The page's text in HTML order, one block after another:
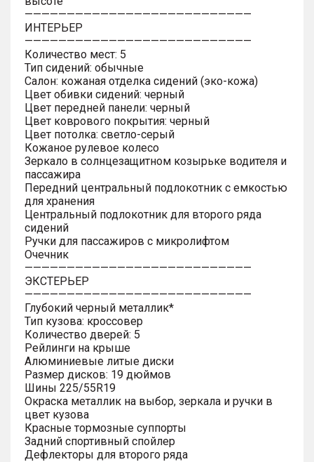
———————————————————————————
ИНТЕРЬЕР
———————————————————————————
Количество мест: 5
Тип сидений: обычные
Салон: кожаная отделка сидений (эко-кожа)
Цвет обивки сидений: черный
Цвет передней панели: черный
Цвет коврового покрытия: черный
Цвет потолка: светло-серый
Кожаное рулевое колесо
Зеркало в солнцезащитном козырьке водителя и
пассажира
Передний центральный подлокотник с емкостью
для хранения
Центральный подлокотник для второго ряда
сидений
Ручки для пассажиров с микролифтом
Очечник
———————————————————————————
ЭКСТЕРЬЕР
———————————————————————————
Глубокий черный металлик*
Тип кузова: кроссовер
Количество дверей: 5
Рейлинги на крыше
Алюминиевые литые диски
Размер дисков: 19 дюймов
Шины 225/55R19
Окраска металлик на выбор, зеркала и ручки в
цвет кузова
Красные тормозные суппорты
Задний спортивный спойлер
Дефлекторы для второго ряда